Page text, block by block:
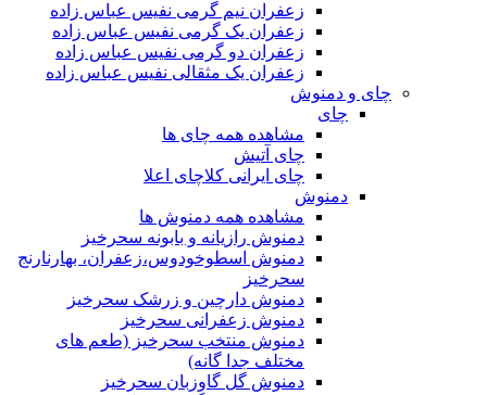
زعفران نیم گرمی نفیس عباس زاده
زعفران یک گرمی نفیس عباس زاده
زعفران دو گرمی نفیس عباس زاده
زعفران یک مثقالی نفیس عباس زاده
چای و دمنوش
چای
مشاهده همه چای ها
چای آتیش
چای ایرانی کلاچای اعلا
دمنوش
مشاهده همه دمنوش ها
دمنوش رازیانه و بابونه سحرخیز
دمنوش اسطوخودوس،زعفران، بهارنارنج
سحرخیز
دمنوش دارچین و زرشک سحرخیز
دمنوش زعفرانی سحرخیز
دمنوش منتخب سحرخیز (طعم های
مختلف جدا گانه)
دمنوش گل گاوزبان سحرخیز